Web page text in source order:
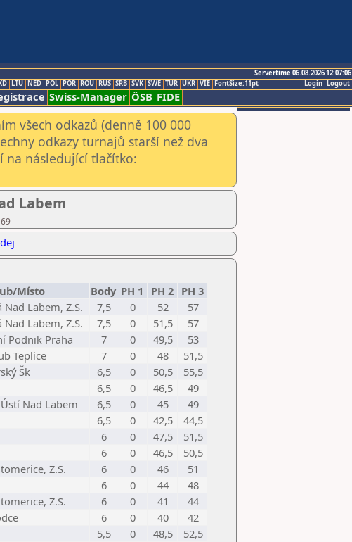
Servertime 06.08.2026 12:07:06
Logout
Login
LTU NED POL POR ROU RUS SRB SVK SWE TUR UKR VIE FontSize:11pt
Swiss-Manager ÖSB FIDE
všech odkazů (denně 100 000
odkazy turnajů starší než dva
na následující tlačítko:
Labem
Místo Body PH 1 PH 2 PH 3
Nad Labem, Z.S. 7,5 0 52
57
Nad Labem, Z.S. 7,5 0 51,5
57
Podnik Praha 7 0 49,5
53
Teplice 7 0 48
51,5
Šk 6,5 0 50,5
55,5
6,5 0 46,5
49
Nad Labem 6,5 0 45
49
6,5 0 42,5
44,5
6 0 47,5
51,5
6 0 46,5
50,5
Z.S. 6 0 46
51
6 0 44
48
Z.S. 6 0 41
44
6 0 40
42
5,5 0 48,5
52,5